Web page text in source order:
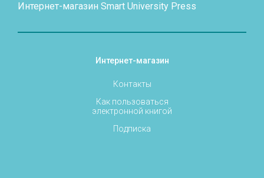
Интернет-магазин Smart University Press
Интернет-магазин
Контакты
Как пользоваться
электронной книгой
Подписка